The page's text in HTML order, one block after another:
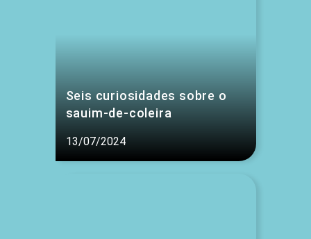
Seis curiosidades sobre o
sauim-de-coleira
13/07/2024